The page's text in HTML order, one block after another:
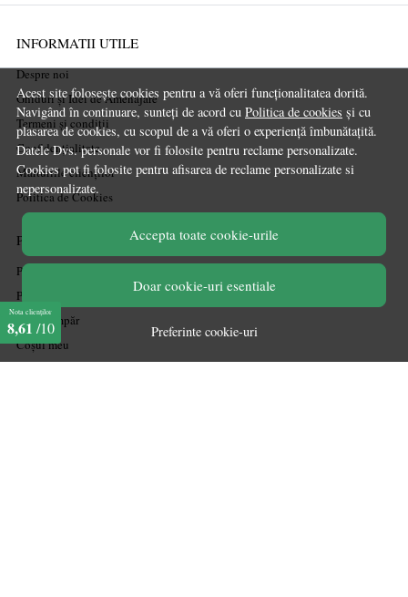
Acest site folosește cookies pentru a vă oferi funcționalitatea dorită.
Navigând în continuare, sunteți de acord cu Politica de cookies și cu
plasarea de cookies, cu scopul de a vă oferi o experiență îmbunătațită.
Datele Dvs. personale vor fi folosite pentru reclame personalizate.
Cookies pot fi folosite pentru afisarea de reclame personalizate si
nepersonalizate.
Accepta toate cookie-urile
Doar cookie-uri esentiale
Preferinte cookie-uri
INFORMATII UTILE
Despre noi
Ghiduri și Idei de Amenajare
Termeni și condiții
Confidențialitate
Mărturiile clienților
Politica de Cookies
PLATA SI LIVRARE
Politica de transport
Politica de retur
Cum cumpăr
Coșul meu
Nota clienților
8,61 /10